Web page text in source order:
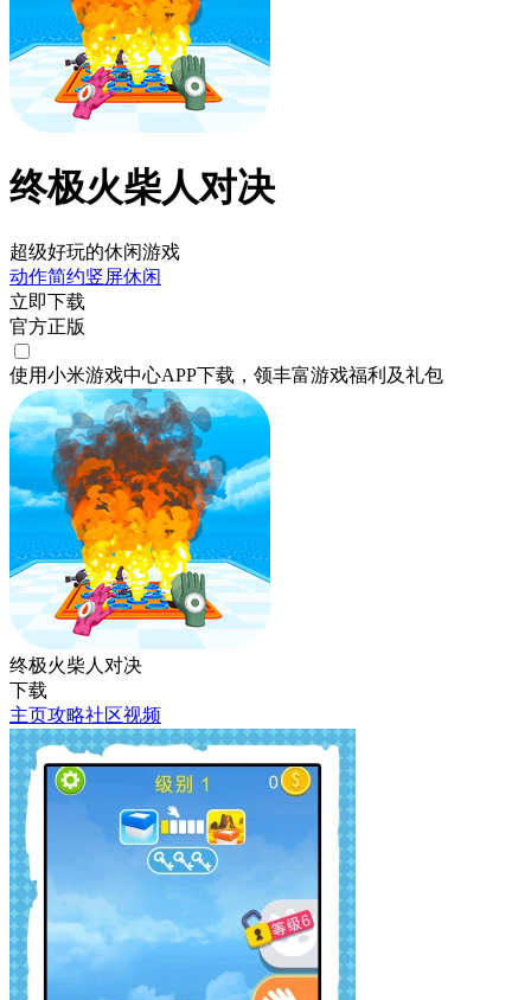
终极火柴人对决
超级好玩的休闲游戏
动作简约竖屏休闲
立即下载
官方正版
使用小米游戏中心APP下载 ，领丰富游戏福利 及礼包
终极火柴人对决
下载
主页攻略社区视频